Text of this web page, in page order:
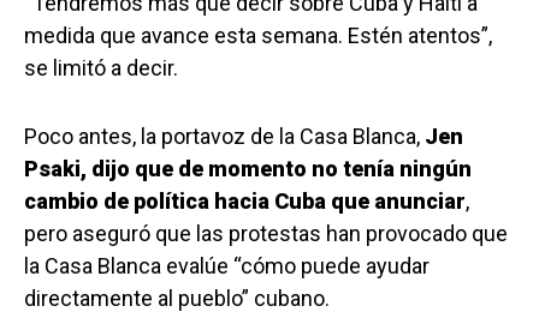
medida que avance esta semana. Estén atentos”,
se limitó a decir.
Poco antes, la portavoz de la Casa Blanca, Jen
Psaki, dijo que de momento no tenía ningún
cambio de política hacia Cuba que anunciar,
pero aseguró que las protestas han provocado que
la Casa Blanca evalúe “cómo puede ayudar
directamente al pueblo” cubano.